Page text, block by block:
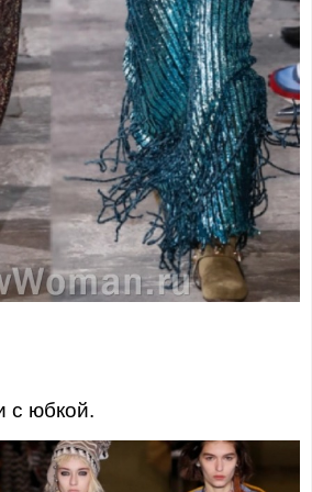
с юбкой.